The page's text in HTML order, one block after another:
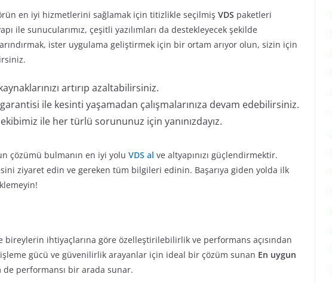
en iyi hizmetlerini sağlamak için titizlikle seçilmiş VDS paketleri
ile sunucularımız, çeşitli yazılımları da destekleyecek şekilde
ister uygulama geliştirmek için bir ortam arıyor olun, sizin için
artırıp azaltabilirsiniz.
ile kesinti yaşamadan çalışmalarınıza devam edebilirsiniz.
ile her türlü sorununuz için yanınızdayız.
çözümü bulmanın en iyi yolu VDS al ve altyapınızı güçlendirmektir.
ziyaret edin ve gereken tüm bilgileri edinin. Başarıya giden yolda ilk
bireylerin ihtiyaçlarına göre özelleştirilebilirlik ve performans açısından
gücü ve güvenilirlik arayanlar için ideal bir çözüm sunan En uygun
performansı bir arada sunar.